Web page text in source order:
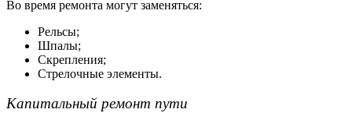
Во время ремонта могут заменяться:
Рельсы;
Шпалы;
Скрепления;
Стрелочные элементы.
Капитальный ремонт пути